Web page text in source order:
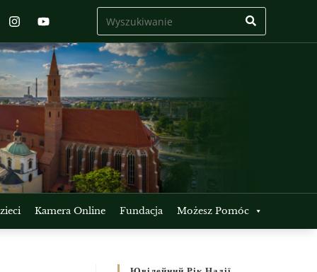
Kamera Online Fundacja Możesz Pomóc